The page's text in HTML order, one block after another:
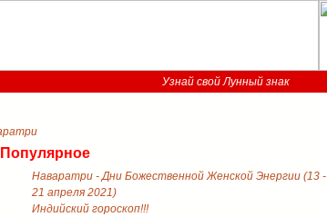
Узнай свой Лунный знак
Популярное
Наваратри - Дни Божественной Женской Энергии (13 -
21 апреля 2021)
Индийский гороскоп!!!